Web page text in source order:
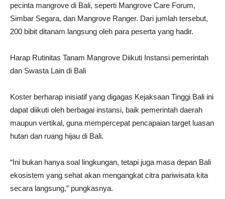
pecinta mangrove di Bali, seperti Mangrove Care Forum,
Simbar Segara, dan Mangrove Ranger. Dari jumlah tersebut,
200 bibit ditanam langsung oleh para peserta yang hadir.
Harap Rutinitas Tanam Mangrove Diikuti Instansi pemerintah
dan Swasta Lain di Bali
Koster berharap inisiatif yang digagas Kejaksaan Tinggi Bali ini
dapat diikuti oleh berbagai instansi, baik pemerintah daerah
maupun vertikal, guna mempercepat pencapaian target luasan
hutan dan ruang hijau di Bali.
“Ini bukan hanya soal lingkungan, tetapi juga masa depan Bali
ekosistem yang sehat akan mengangkat citra pariwisata kita
secara langsung,” pungkasnya.